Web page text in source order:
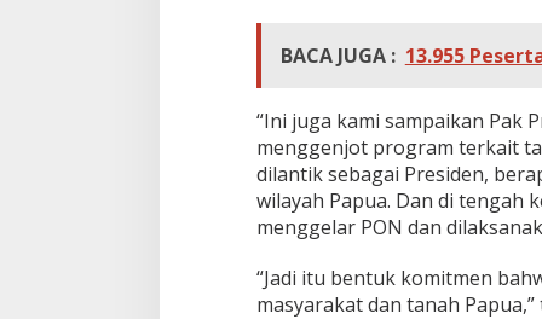
BACA JUGA : 13.955
“Ini juga kami sampaikan Pak
menggenjot program terkait
dilantik sebagai Presiden,
wilayah Papua. Dan di tengah
menggelar PON dan
“Jadi itu bentuk komitmen
masyarakat dan tanah